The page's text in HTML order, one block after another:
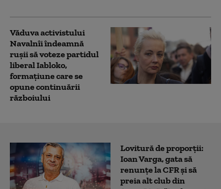
Văduva activistului
Navalnîi îndeamnă
ruşii să voteze partidul
liberal Iabloko,
formațiune care se
opune continuării
războiului
Lovitură de proporții:
Ioan Varga, gata să
renunțe la CFR și să
preia alt club din